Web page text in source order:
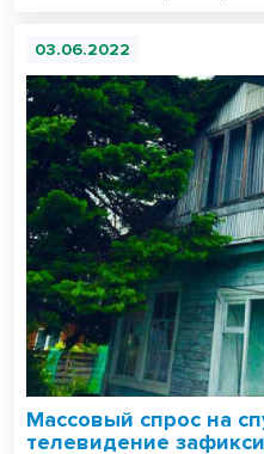
03.06.2022
Массовый спрос на
телевидение